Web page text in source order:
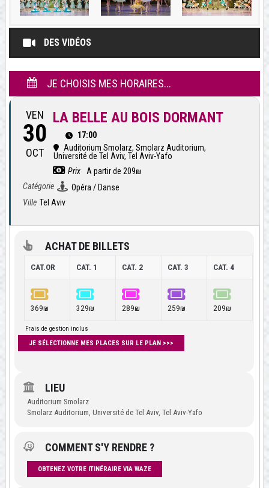
DES VIDÉOS
JE CHOISIS MES HORAIRES...
VEN
30
OCT
LA BELLE AU BOIS DORMANT
17:00
Auditorium Smolarz, Smolarz Auditorium,
Université de Tel Aviv, Tel Aviv-Yafo
Prix
A partir de 209₪
Catégorie
Opéra / Danse
Ville Tel Aviv
ACHAT DE BILLETS
CAT.OR CAT. 1 CAT. 2 CAT. 3 CAT. 4
369₪ 329₪ 289₪ 259₪ 209₪
Frais de gestion inclus
JE SÉLECTIONNE MES PLACES SUR LE PLAN >>>
LIEU
Auditorium Smolarz
Smolarz Auditorium, Université de Tel Aviv, Tel Aviv-Yafo
COMMENT S'Y RENDRE ?
OBTENEZ VOTRE ITINÉRAIRE VIA WAZE